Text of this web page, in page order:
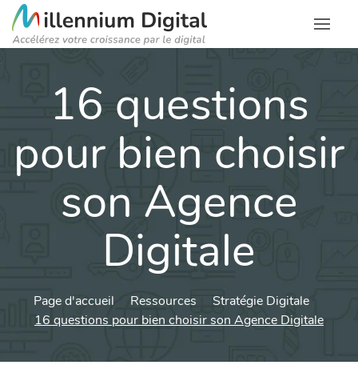
16 questions
pour bien choisir
son Agence
Digitale
Page d'accueil Ressources
Stratégie Digitale
16 questions pour bien choisir son Agence Digitale